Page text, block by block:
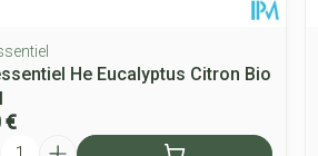
He Eucalyptus Citron Bio
€